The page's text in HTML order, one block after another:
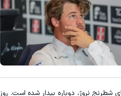
نروژ، دوباره بیدار شده است. روز